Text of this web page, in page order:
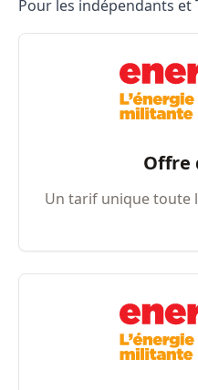
Pour les indépendants et
Offre
Un tarif unique toute